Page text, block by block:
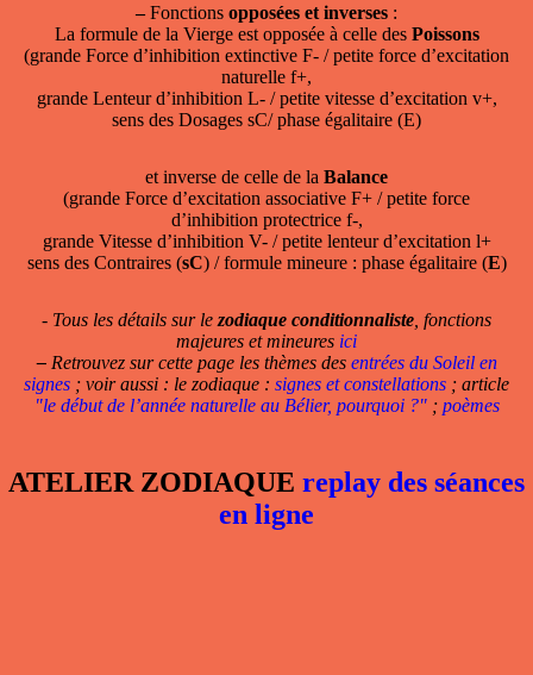
–Fonctions opposées et inverses :
La formule de la Vierge est opposée à celle des Poissons
(grande Force d’inhibition extinctive F- / petite force d’excitation
naturelle f+,
grande Lenteur d’inhibition L- / petite vitesse d’excitation v+,
sens des Dosages sC/ phase égalitaire (E)
et inverse de celle de la Balance
(grande Force d’excitation associative F+ / petite force
d’inhibition protectrice f-,
grande Vitesse d’inhibition V- / petite lenteur d’excitation l+
sens des Contraires (sC) / formule mineure : phase égalitaire (E)
- Tous les détails sur le zodiaque conditionnaliste , fonctions
majeures et mineures ici
–Retrouvez sur cette page les thèmes des entrées du Soleil en
signes ; voir aussi : le zodiaque : signes et constellations ; article
"le début de l’année naturelle au Bélier, pourquoi ?"; poèmes
ATELIER ZODIAQUE replay des séances
en ligne